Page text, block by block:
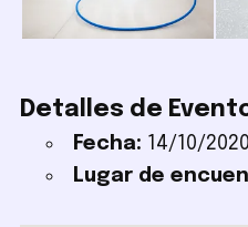
Detalles de
Fecha: 14/10/
Lugar de